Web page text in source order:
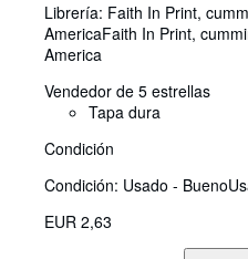
Librería: Faith In Print,
AmericaFaith In Print,
America
Vendedor de 5 estrellas
Tapa dura
Condición
Condición: Usado - Bueno
EUR 2,63